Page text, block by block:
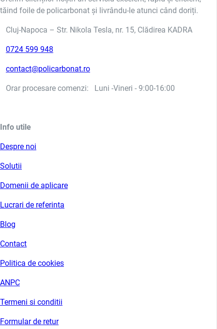
tăind foile de policarbonat și livrându-le atunci când doriți.
Cluj-Napoca – Str. Nikola Tesla, nr. 15, Clădirea KADRA
0724 599 948
contact@policarbonat.ro
Orar procesare comenzi: Luni -Vineri - 9:00-16:00
Info utile
Despre noi
Solutii
Domenii de aplicare
Lucrari de referinta
Blog
Contact
Politica de cookies
ANPC
Termeni si conditii
Formular de retur